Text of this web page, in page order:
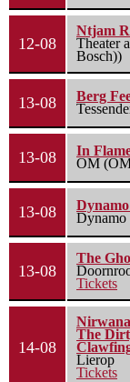
12-08
Ntjam
Theater
Bosch))
13-08
Berg
13-08
In
OM
13-08
Dynamo
13-08
The
Tickets
14-08
The
Lierop
Tickets